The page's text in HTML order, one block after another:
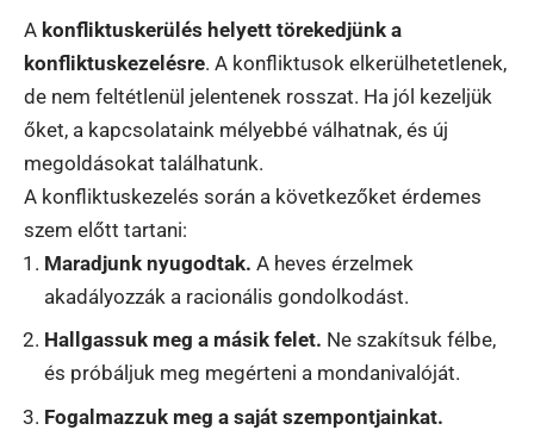
A konfliktuskerülés helyett törekedjünk a
konfliktuskezelésre. A konfliktusok elkerülhetetlenek,
de nem feltétlenül jelentenek rosszat. Ha jól kezeljük
őket, a kapcsolataink mélyebbé válhatnak, és új
megoldásokat találhatunk.
A konfliktuskezelés során a következőket érdemes
szem előtt tartani:
Maradjunk nyugodtak. A heves érzelmek
akadályozzák a racionális gondolkodást.
Hallgassuk meg a másik felet. Ne szakítsuk félbe,
és próbáljuk meg megérteni a mondanivalóját.
Fogalmazzuk meg a saját szempontjainkat.